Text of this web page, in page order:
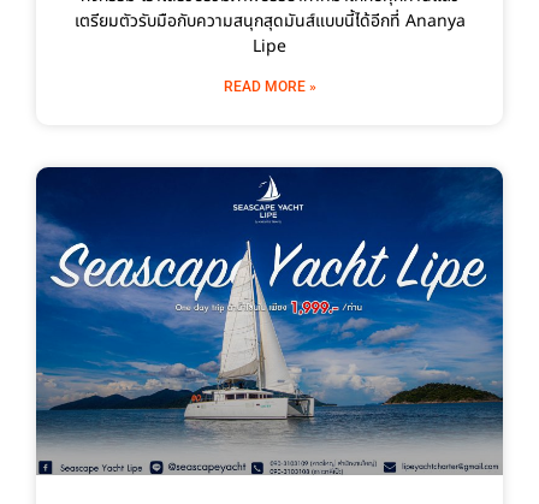
เตรียมตัวรับมือกับความสนุกสุดมันส์แบบนี้ได้อีกที่ Ananya
Lipe
READ MORE »